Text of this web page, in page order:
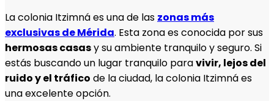
La colonia Itzimná es una de las zonas más
exclusivas de Mérida. Esta zona es conocida por sus
hermosas casasy su ambiente tranquilo y seguro. Si
estás buscando un lugar tranquilo paravivir, lejos del
ruido y el tráfico de la ciudad, la colonia Itzimná es
una excelente opción.